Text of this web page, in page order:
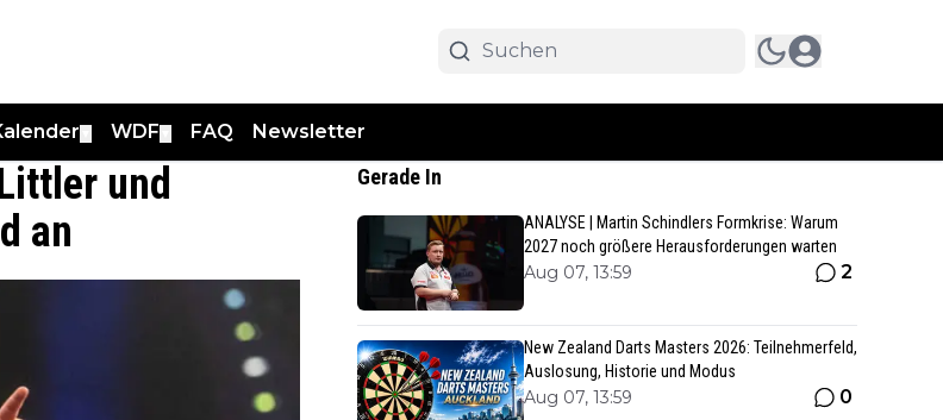
WDF FAQ Newsletter
und
an
Gerade In
ANALYSE | Martin Schindlers Formkrise: Warum
2027 noch größere Herausforderungen warten
Aug 07, 13:59 2
New Zealand Darts Masters 2026: Teilnehmerfeld,
Auslosung, Historie und Modus
Aug 07, 13:59 0